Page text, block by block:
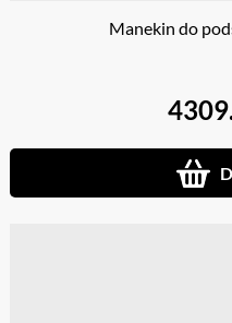
Manekin do